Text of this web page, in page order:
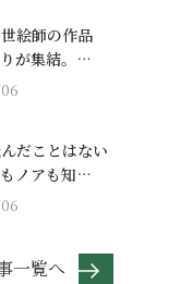
絵師の作品
が集結。…
だことはない
ノアも知…
一覧へ